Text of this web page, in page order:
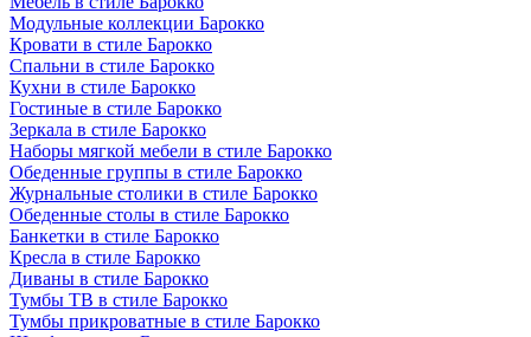
Модульные коллекции Барокко
Кровати в стиле Барокко
Спальни в стиле Барокко
Кухни в стиле Барокко
Гостиные в стиле Барокко
Зеркала в стиле Барокко
Наборы мягкой мебели в стиле Барокко
Обеденные группы в стиле Барокко
Журнальные столики в стиле Барокко
Обеденные столы в стиле Барокко
Банкетки в стиле Барокко
Кресла в стиле Барокко
Диваны в стиле Барокко
Тумбы ТВ в стиле Барокко
Тумбы прикроватные в стиле Барокко